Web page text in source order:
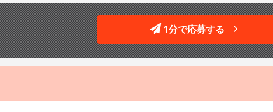
1分で応募する